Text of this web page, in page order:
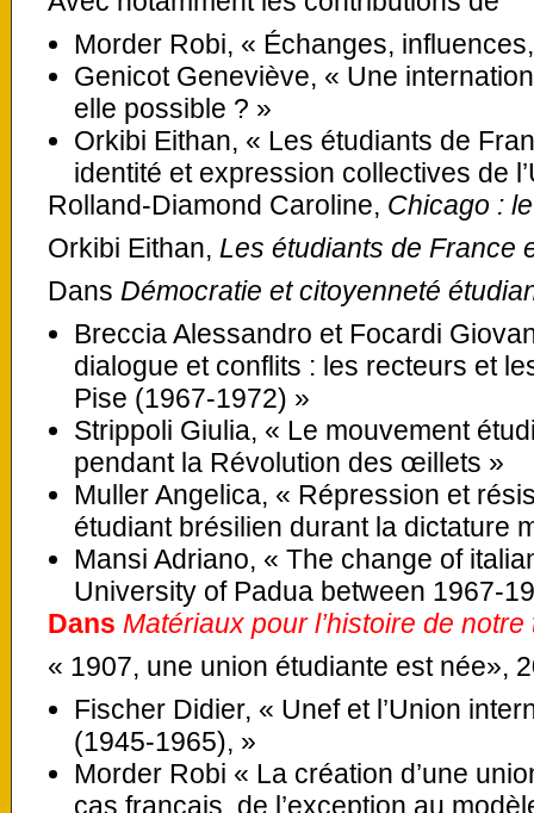
Morder Robi, « Échanges,
Genicot Geneviève, « Une
elle possible ? »
Orkibi Eithan, « Les étudiants de
identité et expression collectives de
Rolland-Diamond Caroline, Chicago :
Orkibi Eithan, Les étudiants de France
Dans Démocratie et citoyenneté
Breccia Alessandro et Focardi
dialogue et conflits : les recteurs et
Pise (1967-1972) »
Strippoli Giulia, « Le mouvement
pendant la Révolution des œillets »
Muller Angelica, « Répression et
étudiant brésilien durant la dictature
Mansi Adriano, « The change of
University of Padua between 1967-
Dans Matériaux pour l’histoire de notre
« 1907, une union étudiante est née»,
Fischer Didier, « Unef et l’Union
(1945-1965), »
Morder Robi « La création d’une
cas français, de l’exception au